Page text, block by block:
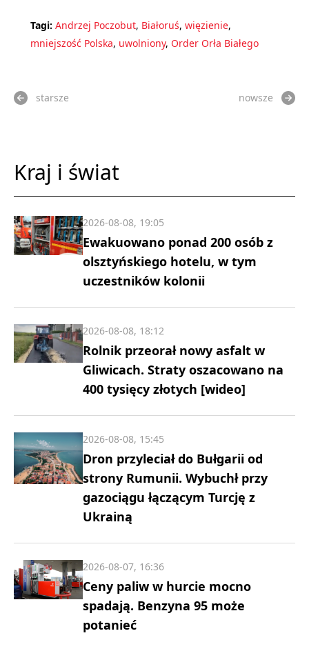
Tagi: Andrzej Poczobut, Białoruś, więzienie,
mniejszość Polska, uwolniony, Order Orła Białego
starsze nowsze
Kraj i świat
Ewakuowano ponad 200 osób z
olsztyńskiego hotelu, w tym
uczestników kolonii
2026-08-08, 19:05
Rolnik przeorał nowy asfalt w
Gliwicach. Straty oszacowano na
400 tysięcy złotych [wideo]
2026-08-08, 18:12
Dron przyleciał do Bułgarii od
strony Rumunii. Wybuchł przy
gazociągu łączącym Turcję z
Ukrainą
2026-08-08, 15:45
Ceny paliw w hurcie mocno
spadają. Benzyna 95 może
potanieć
2026-08-07, 16:36